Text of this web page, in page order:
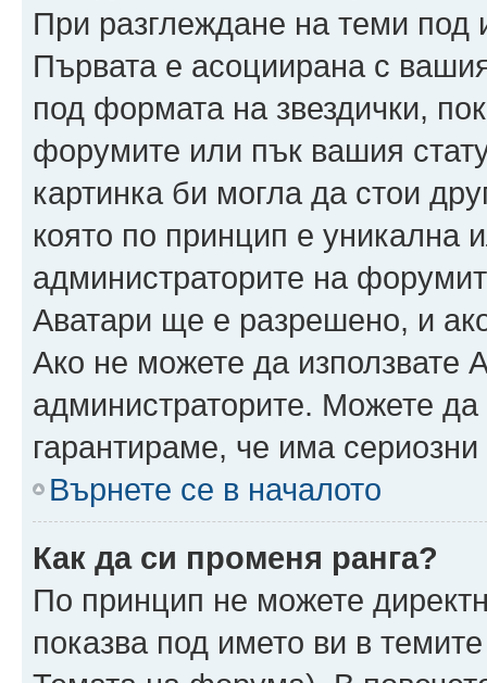
При разглеждане на теми под
Първата е асоциирана с
под формата на звездички,
форумите или пък вашия
картинка би могла да стои
която по принцип е уникална
администраторите на
Аватари ще е разрешено, и
Ако не можете да използвате
администраторите. Можете да
гарантираме, че има сериозни
Върнете се в началото
Как да си променя ранга?
По принцип не можете
показва под името ви в